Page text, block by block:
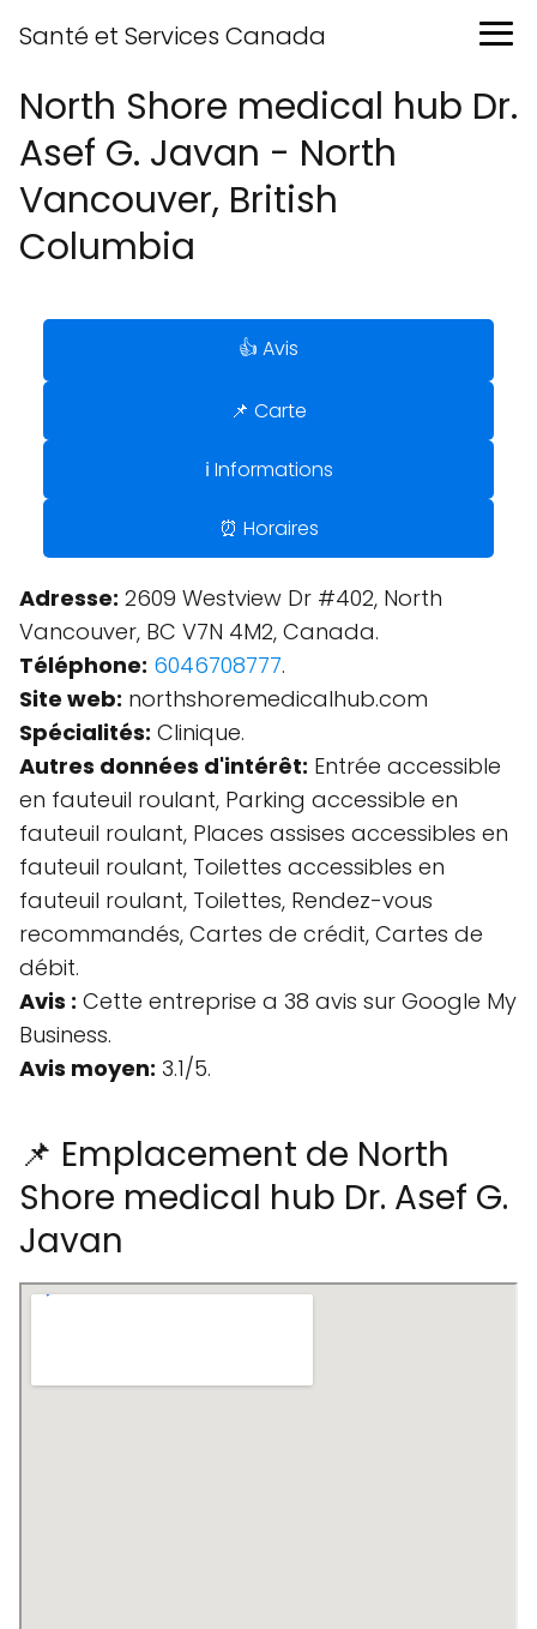
Santé et Services Canada
North Shore medical hub Dr.
Asef G. Javan - North
Vancouver, British
Columbia
👍 Avis
📌 Carte
ℹ️ Informations
⏰ Horaires
Adresse: 2609 Westview Dr #402, North
Vancouver, BC V7N 4M2, Canada.
Téléphone: 6046708777.
Site web: northshoremedicalhub.com
Spécialités: Clinique.
Autres données d'intérêt: Entrée accessible
en fauteuil roulant, Parking accessible en
fauteuil roulant, Places assises accessibles en
fauteuil roulant, Toilettes accessibles en
fauteuil roulant, Toilettes, Rendez-vous
recommandés, Cartes de crédit, Cartes de
débit.
Avis : Cette entreprise a 38 avis sur Google My
Business.
Avis moyen: 3.1/5.
📌 Emplacement de North
Shore medical hub Dr. Asef G.
Javan